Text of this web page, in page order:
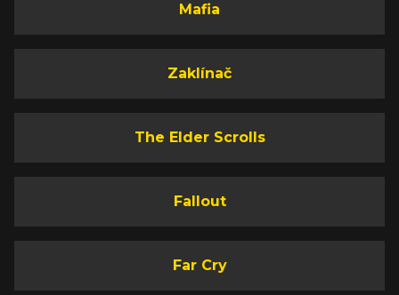
Mafia
Zaklínač
The Elder Scrolls
Fallout
Far Cry